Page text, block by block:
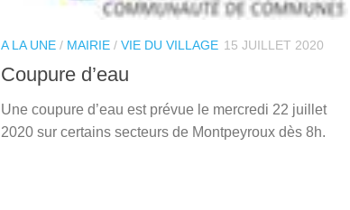
A LA UNE / MAIRIE / VIE DU VILLAGE 15 JUILLET 2020
Coupure d’eau
Une coupure d’eau est prévue le mercredi 22 juillet
2020 sur certains secteurs de Montpeyroux dès 8h.